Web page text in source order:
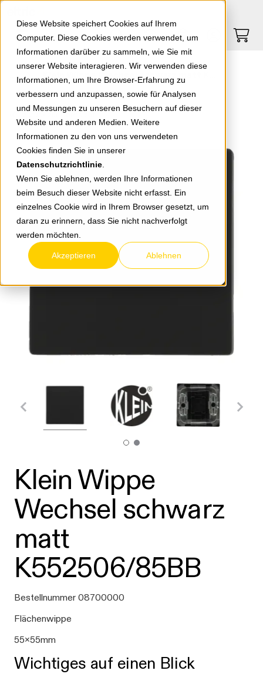
Diese Website speichert Cookies auf Ihrem
Computer. Diese Cookies werden verwendet, um
Informationen darüber zu sammeln, wie Sie mit
unserer Website interagieren. Wir verwenden diese
Informationen, um Ihre Browser-Erfahrung zu
verbessern und anzupassen, sowie für Analysen
und Messungen zu unseren Besuchern auf dieser
Website und anderen Medien. Weitere
Informationen zu den von uns verwendeten
Cookies finden Sie in unserer
Datenschutzrichtlinie
Wenn Sie ablehnen, werden Ihre Informationen
beim Besuch dieser Website nicht erfasst. Ein
einzelnes Cookie wird in Ihrem Browser gesetzt, um
daran zu erinnern, dass Sie nicht nachverfolgt
werden möchten.
Akzeptieren Ablehnen
Springe zu Hauptinhalt Springe zum Footer
0
zurück zur Übersicht
Klein Wippe
Wechsel schwarz
matt
K552506/85BB
Bestellnummer 08700000
Flächenwippe
55x55mm
Wichtiges auf einen Blick